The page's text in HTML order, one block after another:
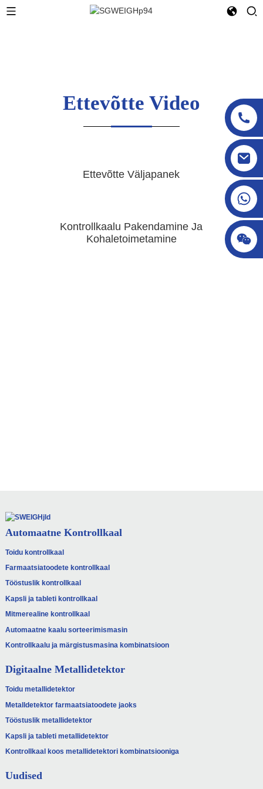
Ettevõtte Video
Ettevõtte Väljapanek
Kontrollkaalu Pakendamine Ja
Kohaletoimetamine
Automaatne Kontrollkaal
Toidu kontrollkaal
Farmaatsiatoodete kontrollkaal
Tööstuslik kontrollkaal
Kapsli ja tableti kontrollkaal
Mitmerealine kontrollkaal
Automaatne kaalu sorteerimismasin
Kontrollkaalu ja märgistusmasina kombinatsioon
Digitaalne Metallidetektor
Toidu metallidetektor
Metalldetektor farmaatsiatoodete jaoks
Tööstuslik metallidetektor
Kapsli ja tableti metallidetektor
Kontrollkaal koos metallidetektori kombinatsiooniga
Uudised